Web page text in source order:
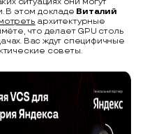
В этом докладе Виталий
архитектурные
что делает GPU столь
Вас ждут специфичные
советы.